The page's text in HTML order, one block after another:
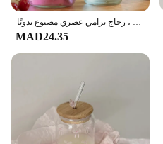
غطاء خيزران ، أنيق متعدد الاستخدامات ، ماصات متينة قابلة لإعادة الاستخدام ، هدية أواني شرب ، زجاج ترامي عصري مصنوع يدويًا
MAD24.35